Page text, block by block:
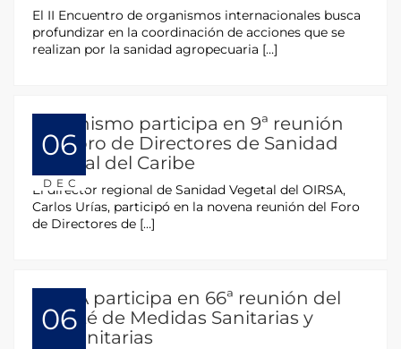
El II Encuentro de organismos internacionales busca
profundizar en la coordinación de acciones que se
realizan por la sanidad agropecuaria […]
06
DEC
Organismo participa en 9ª reunión
del Foro de Directores de Sanidad
Vegetal del Caribe
El director regional de Sanidad Vegetal del OIRSA,
Carlos Urías, participó en la novena reunión del Foro
de Directores de […]
06
OIRSA participa en 66ª reunión del
Comité de Medidas Sanitarias y
Fitosanitarias